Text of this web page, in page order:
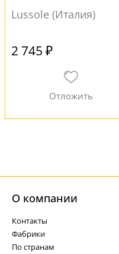
Lussole (Италия)
2 745 ₽
О компании
Контакты
Фабрики
По странам